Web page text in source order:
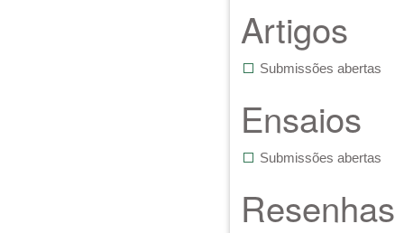
Artigos
Submissões abertas
Ensaios
Submissões abertas
Resenhas